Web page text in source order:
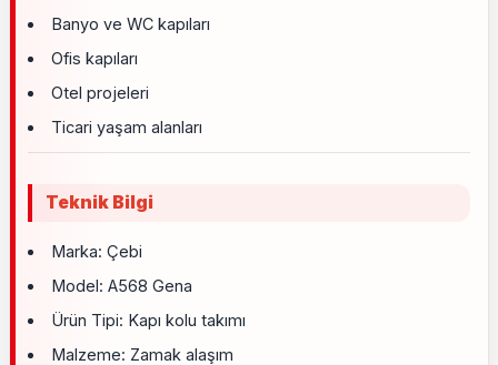
Banyo ve WC kapıları
Ofis kapıları
Otel projeleri
Ticari yaşam alanları
Teknik Bilgi
Marka: Çebi
Model: A568 Gena
Ürün Tipi: Kapı kolu takımı
Malzeme: Zamak alaşım